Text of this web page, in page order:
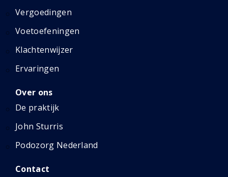
Vergoedingen
Voetoefeningen
Klachtenwijzer
Ervaringen
Over ons
De praktijk
John Sturris
Podozorg Nederland
Contact